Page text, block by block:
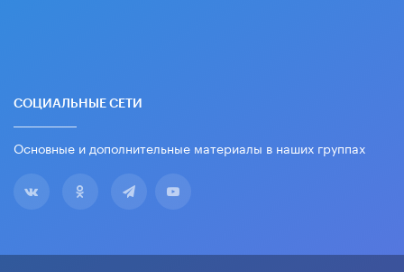
СОЦИАЛЬНЫЕ СЕТИ
Основные и дополнительные материалы в наших группах